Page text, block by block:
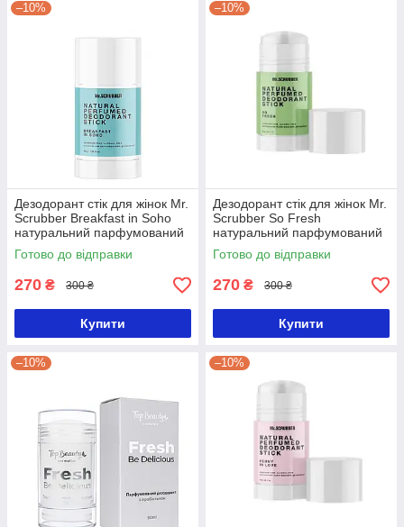
–10%
Дезодорант стік для жінок Mr.
Scrubber Breakfast in Soho
натуральний парфумований
Готово до відправки
270 ₴ 300 ₴
Купити
–10%
Дезодорант стік для жінок Mr.
Scrubber So Fresh
натуральний парфумований
50 г
Готово до відправки
270 ₴ 300 ₴
Купити
–10% –10%